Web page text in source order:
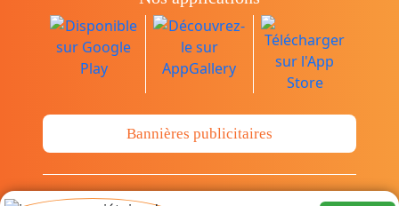
Bannières publicitaires
© Copyright 2014-2026 Cava.tn Limited Tous